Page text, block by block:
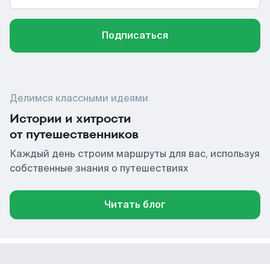
Подписаться
Делимся классными идеями
Истории и хитрости
от путешественников
Каждый день строим маршруты для вас, используя
собственные знания о путешествиях
Читать блог